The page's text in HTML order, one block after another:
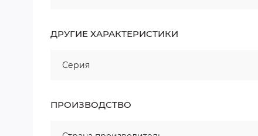
ДРУГИЕ ХАРАКТЕРИСТИКИ
Серия
ПРОИЗВОДСТВО